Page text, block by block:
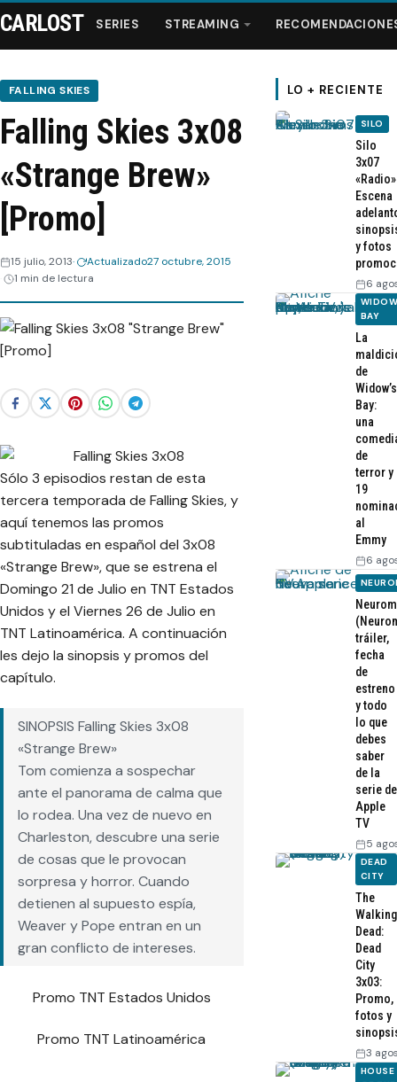
Series
Streaming
Recomendaciones
Videos
Webisodios
CARLOST SERIES STREAMING
FALLING SKIES
Falling Skies 3x08
«Strange Brew»
[Promo]
15 julio, 2013 Actualizado27 octubre, 2015
1 min de lectura
Sólo 3 episodios restan de esta
tercera temporada de Falling Skies, y
aquí tenemos las promos
subtituladas en español del 3x08
«Strange Brew», que se estrena el
Domingo 21 de Julio en TNT Estados
Unidos y el Viernes 26 de Julio en
TNT Latinoamérica. A continuación
les dejo la sinopsis y promos del
capítulo.
SINOPSIS Falling Skies 3x08
«Strange Brew»
Tom comienza a sospechar
ante el panorama de calma que
lo rodea. Una vez de nuevo en
Charleston, descubre una serie
de cosas que le provocan
sorpresa y horror. Cuando
detienen al supuesto espía,
Weaver y Pope entran en un
gran conflicto de intereses.
Promo TNT Estados Unidos
Promo TNT Latinoamérica
LO + RECIENTE
SILO
Silo
3x07
Escena
y fotos
6
BAY
La
de
Widow’s
Bay:
una
de
terror y
19
al
Emmy
6
tráiler,
fecha
de
estreno
y todo
lo que
debes
saber
de la
serie de
Apple
TV
5
DEAD
CITY
The
Walking
Dead:
Dead
City
3x03:
Promo,
fotos y
3
HOUSE